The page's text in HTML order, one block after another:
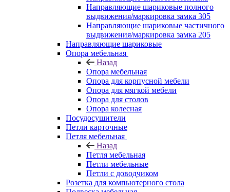
Направляющие шариковые полного
выдвижения/маркировка замка 305
Направляющие шариковые частичного
выдвижения/маркировка замка 205
Направляющие шариковые
Опора мебельная
Назад
Опора мебельная
Опора для корпусной мебели
Опора для мягкой мебели
Опора для столов
Опора колесная
Посудосушители
Петли карточные
Петля мебельная
Назад
Петля мебельная
Петли мебельные
Петли с доводчиком
Розетка для компьютерного стола